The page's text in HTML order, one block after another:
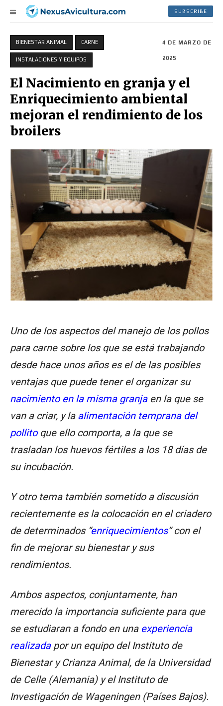
SUBSCRIBE
BIENESTAR ANIMAL CARNE
INSTALACIONES Y EQUIPOS
4 DE MARZO DE
2025
El Nacimiento en granja y el
Enriquecimiento ambiental
mejoran el rendimiento de los
broilers
Uno de los aspectos del manejo de los pollos
para carne sobre los que se está trabajando
desde hace unos años es el de las posibles
ventajas que puede tener el organizar su
nacimiento en la misma granjaen la que se
van a criar, y la alimentación temprana del
pollitoque ello comporta, a la que se
trasladan los huevos fértiles a los 18 días de
su incubación.
Y otro tema también sometido a discusión
recientemente es la colocación en el criadero
de determinados “enriquecimientos” con el
fin de mejorar su bienestar y sus
rendimientos.
Ambos aspectos, conjuntamente, han
merecido la importancia suficiente para que
se estudiaran a fondo en una experiencia
realizadapor un equipo del Instituto de
Bienestar y Crianza Animal, de la Universidad
de Celle (Alemania) y el Instituto de
Investigación de Wageningen (Países Bajos).